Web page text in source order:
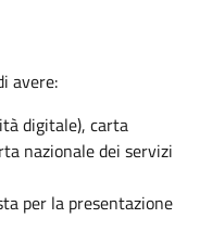
avere:
digitale), carta
nazionale dei servizi
per la presentazione